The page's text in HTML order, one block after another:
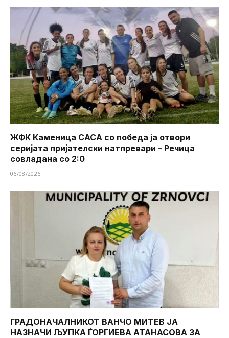
ЖФК Каменица САСА со победа ја отвори
серијата пријателски натпревари – Речица
совладана со 2:0
06/08/2026
ГРАДОНАЧАЛНИКОТ ВАНЧО МИТЕВ ЈА
НАЗНАЧИ ЉУПКА ЃОРГИЕВА АТАНАСОВА ЗА